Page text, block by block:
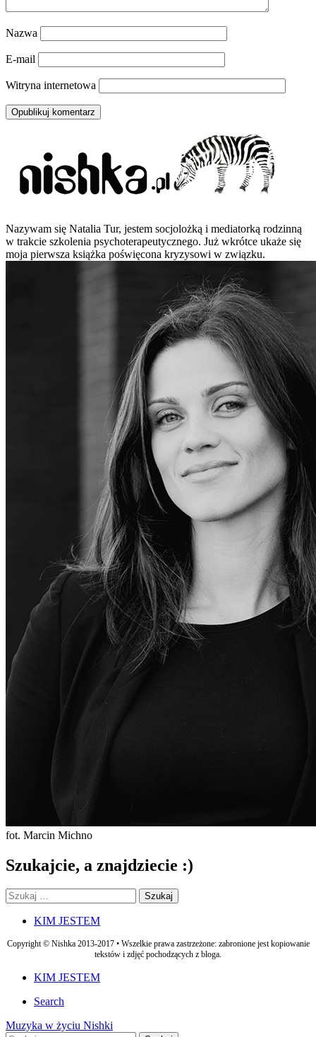
Nazwa
E-mail
Witryna internetowa
Nazywam się Natalia Tur, jestem socjolożką i mediatorką rodzinną
w trakcie szkolenia psychoterapeutycznego. Już wkrótce ukaże się
moja pierwsza książka poświęcona kryzysowi w związku.
fot. Marcin Michno
Szukajcie, a znajdziecie :)
Szukaj:
Footer
KIM JESTEM
Copyright © Nishka 2013-2017 • Wszelkie prawa zastrzeżone: zabronione jest kopiowanie
tekstów i zdjęć pochodzących z bloga.
SecondaryKIM JESTEM
Search
Post
Muzyka w życiu Nishki